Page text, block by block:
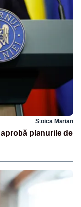
Stoica Marian
planurile de